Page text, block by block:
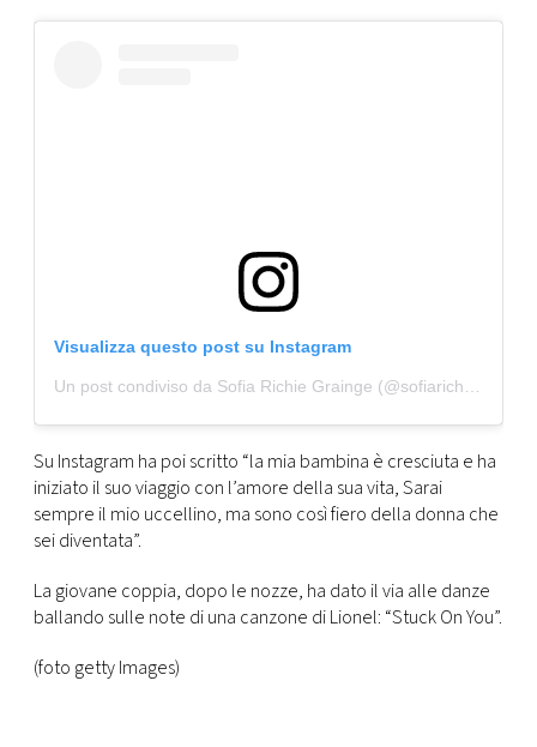
Visualizza questo post su Instagram
Un post condiviso da Sofia Richie Grainge (@sofiarichiegrainge)
Su Instagram ha poi scritto “la mia bambina è cresciuta e ha
iniziato il suo viaggio con l’amore della sua vita, Sarai
sempre il mio uccellino, ma sono così fiero della donna che
sei diventata”.
La giovane coppia, dopo le nozze, ha dato il via alle danze
ballando sulle note di una canzone di Lionel: “Stuck On You”.
(foto getty Images)